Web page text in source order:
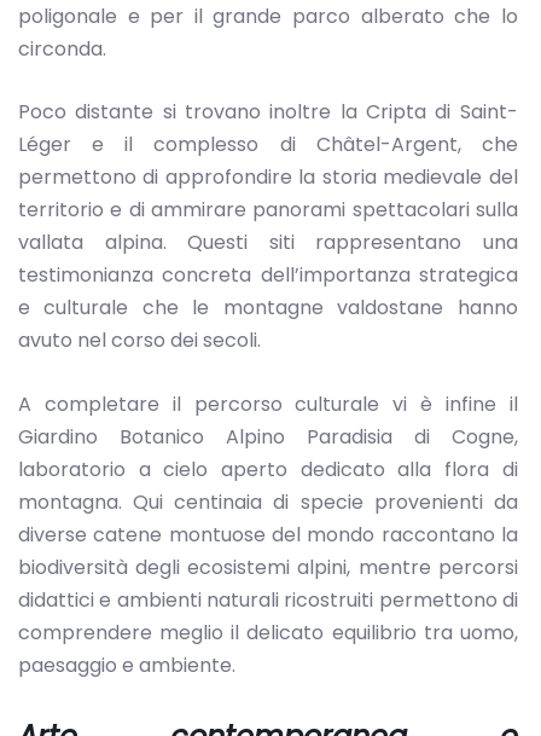
poligonale e per il grande parco alberato che lo
circonda.
Poco distante si trovano inoltre la Cripta di Saint-
Léger e il complesso di Châtel-Argent, che
permettono di approfondire la storia medievale del
territorio e di ammirare panorami spettacolari sulla
vallata alpina. Questi siti rappresentano una
testimonianza concreta dell’importanza strategica
e culturale che le montagne valdostane hanno
avuto nel corso dei secoli.
A completare il percorso culturale vi è infine il
Giardino Botanico Alpino Paradisia di Cogne,
laboratorio a cielo aperto dedicato alla flora di
montagna. Qui centinaia di specie provenienti da
diverse catene montuose del mondo raccontano la
biodiversità degli ecosistemi alpini, mentre percorsi
didattici e ambienti naturali ricostruiti permettono di
comprendere meglio il delicato equilibrio tra uomo,
paesaggio e ambiente.